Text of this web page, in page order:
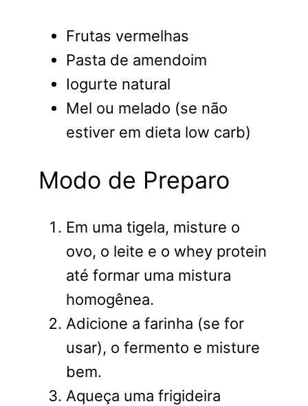
Frutas vermelhas
Pasta de amendoim
Iogurte natural
Mel ou melado (se não
estiver em dieta low carb)
Modo de Preparo
Em uma tigela, misture o
ovo, o leite e o whey protein
até formar uma mistura
homogênea.
Adicione a farinha (se for
usar), o fermento e misture
bem.
Aqueça uma frigideira